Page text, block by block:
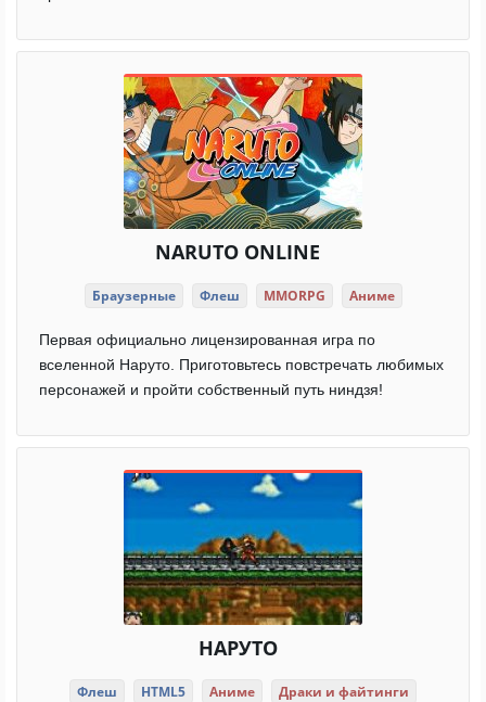
NARUTO ONLINE
Браузерные Флеш MMORPG Аниме
Первая официально лицензированная игра по
вселенной Наруто. Приготовьтесь повстречать любимых
персонажей и пройти собственный путь ниндзя!
НАРУТО
Флеш HTML5 Аниме Драки и файтинги